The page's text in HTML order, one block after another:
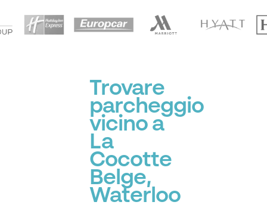
Trovare
parcheggio
vicino a
La
Cocotte
Belge,
Waterloo